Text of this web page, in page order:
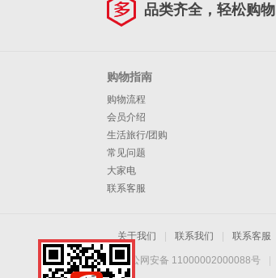
品类齐全，轻松购物
购物指南
购物流程
会员介绍
生活旅行/团购
常见问题
大家电
联系客服
关于我们 联系我们 联系客服
京公网安备 11000002000088号